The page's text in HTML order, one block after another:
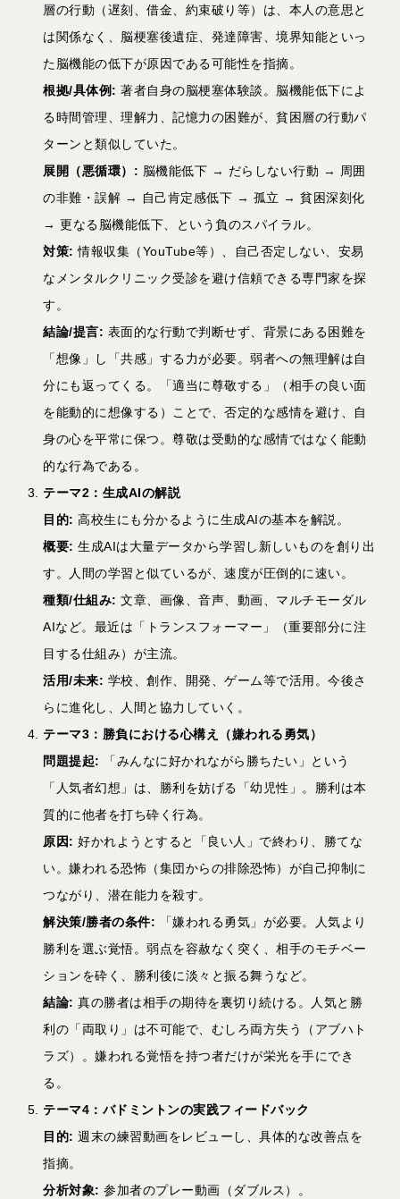
層の行動（遅刻、借金、約束破り等）は、本人の意思と
は関係なく、脳梗塞後遺症、発達障害、境界知能といっ
た脳機能の低下が原因である可能性を指摘。
根拠/具体例: 著者自身の脳梗塞体験談。脳機能低下によ
る時間管理、理解力、記憶力の困難が、貧困層の行動パ
ターンと類似していた。
展開（悪循環）: 脳機能低下 → だらしない行動 → 周囲
の非難・誤解 → 自己肯定感低下 → 孤立 → 貧困深刻化
→ 更なる脳機能低下、という負のスパイラル。
対策: 情報収集（YouTube等）、自己否定しない、安易
なメンタルクリニック受診を避け信頼できる専門家を探
す。
結論/提言: 表面的な行動で判断せず、背景にある困難を
「想像」し「共感」する力が必要。弱者への無理解は自
分にも返ってくる。「適当に尊敬する」（相手の良い面
を能動的に想像する）ことで、否定的な感情を避け、自
身の心を平常に保つ。尊敬は受動的な感情ではなく能動
的な行為である。
テーマ2 ：生成AIの解説
目的: 高校生にも分かるように生成AIの基本を解説。
概要: 生成AIは大量データから学習し新しいものを創り出
す。人間の学習と似ているが、速度が圧倒的に速い。
種類/仕組み: 文章、画像、音声、動画、マルチモーダル
AIなど。最近は「トランスフォーマー」（重要部分に注
目する仕組み）が主流。
活用/未来: 学校、創作、開発、ゲーム等で活用。今後さ
らに進化し、人間と協力していく。
テーマ3 ：勝負における心構え（嫌われる勇気）
問題提起:
「みんなに好かれながら勝ちたい」という
「人気者幻想」は、勝利を妨げる「幼児性」。勝利は本
質的に他者を打ち砕く行為。
原因: 好かれようとすると「良い人」で終わり、勝てな
い。嫌われる恐怖（集団からの排除恐怖）が自己抑制に
つながり、潜在能力を殺す。
解決策/勝者の条件: 「嫌われる勇気」が必要。人気より
勝利を選ぶ覚悟。弱点を容赦なく突く、相手のモチベー
ションを砕く、勝利後に淡々と振る舞うなど。
結論: 真の勝者は相手の期待を裏切り続ける。人気と勝
利の「両取り」は不可能で、むしろ両方失う（アブハト
ラズ）。嫌われる覚悟を持つ者だけが栄光を手にでき
る。
テーマ4 ：バドミントンの実践フィードバック
目的: 週末の練習動画をレビューし、具体的な改善点を
指摘。
分析対象: 参加者のプレー動画（ダブルス）。